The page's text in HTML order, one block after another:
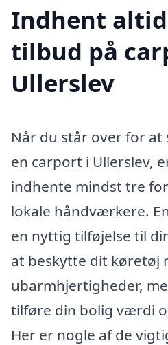
Indhent
tilbud på
Ullerslev
Når du står over for at
en carport i Ullerslev,
indhente mindst tre
lokale håndværkere.
en nyttig tilføjelse til
at beskytte dit køretøj
ubarmhjertigheder,
tilføre din bolig værdi
Her er nogle af de